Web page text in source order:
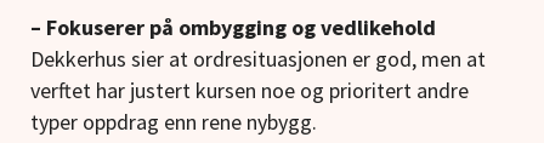
– Fokuserer på ombygging og vedlikehold
Dekkerhus sier at ordresituasjonen er god, men at
verftet har justert kursen noe og prioritert andre
typer oppdrag enn rene nybygg.